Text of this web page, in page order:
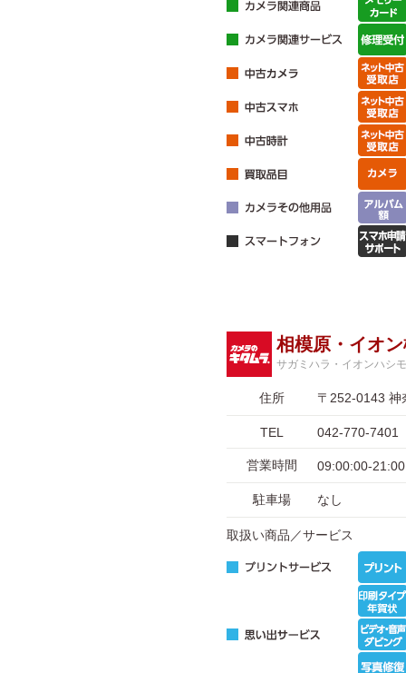
相模原・イオ
サガミハラ・イオンハシ
住所 〒252-0143
TEL 042-770-7401
営業時間 09:00:00-
駐車場 なし
取扱い商品／サービス